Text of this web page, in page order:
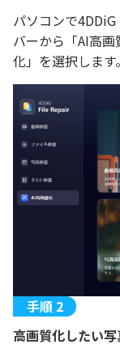
パソコンで
バーから「AI高
化」を選択します。
高画質化したい